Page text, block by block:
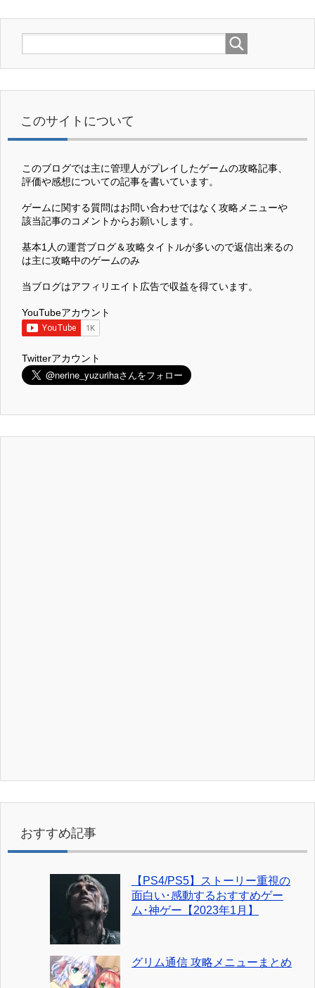
このサイトについて
このブログでは主に管理人がプレイしたゲームの攻略記事、
評価や感想についての記事を書いています。
ゲームに関する質問はお問い合わせではなく攻略メニューや
該当記事のコメントからお願いします。
基本1人の運営ブログ＆攻略タイトルが多いので返信出来るの
は主に攻略中のゲームのみ
当ブログはアフィリエイト広告で収益を得ています。
YouTubeアカウント
Twitterアカウント
おすすめ記事
【PS4/PS5】ストーリー重視の
面白い･感動するおすすめゲー
ム･神ゲー【2023年1月】
グリム通信 攻略メニューまとめ